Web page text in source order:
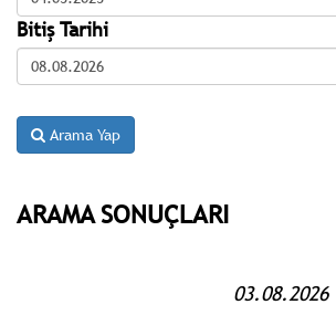
Bitiş Tarihi
Arama Yap
ARAMA SONUÇLARI
03.08.2026